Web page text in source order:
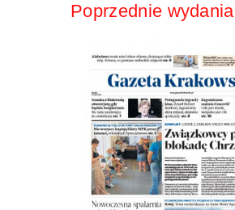
Poprzednie wydania